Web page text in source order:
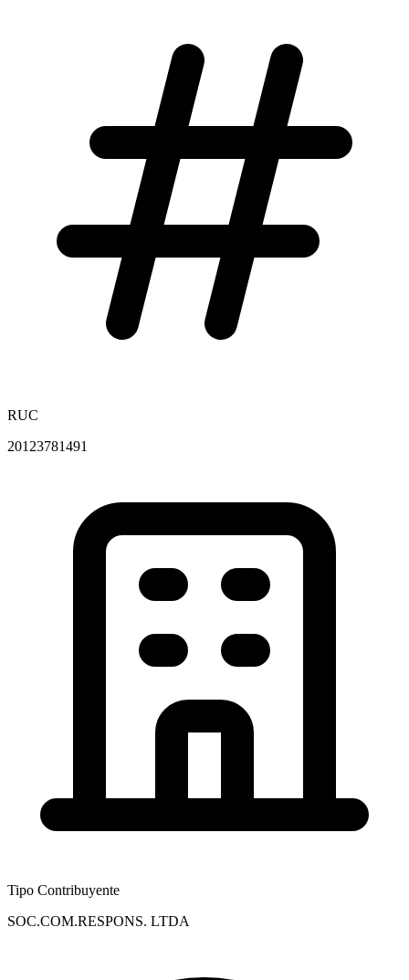
RUC
20123781491
Tipo Contribuyente
SOC.COM.RESPONS. LTDA